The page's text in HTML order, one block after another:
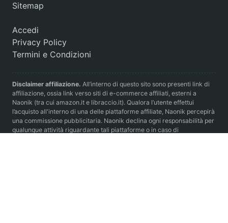
Sitemap
Accedi
Privacy Policy
Termini e Condizioni